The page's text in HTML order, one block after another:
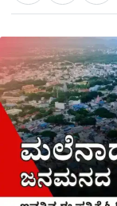
a
t
p
c
e
o